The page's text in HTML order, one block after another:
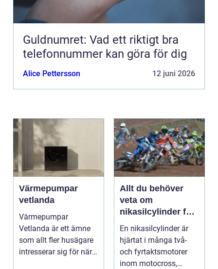
Guldnumret: Vad ett riktigt bra
telefonnummer kan göra för dig
Alice Pettersson 12 juni 2026
Värmepumpar
vetlanda
Värmepumpar
Vetlanda är ett ämne
som allt fler husägare
intresserar sig för när
Allt du behöver
veta om
nikasilcylinder för
motorcykel och
snöskoter
En nikasilcylinder är
hjärtat i många två-
och fyrtaktsmotorer
inom motocross,